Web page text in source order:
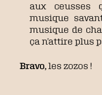
aux ceusses
musique
musique de
ça n’attire plus
Bravo, les zozos !